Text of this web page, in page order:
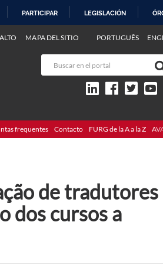
PARTICIPAR LEGISLACIÓN
PORTUGUÊS
MAPA DEL SITIO
frequentes Contacto FURG de la A a la Z
de tradutores
dos cursos a